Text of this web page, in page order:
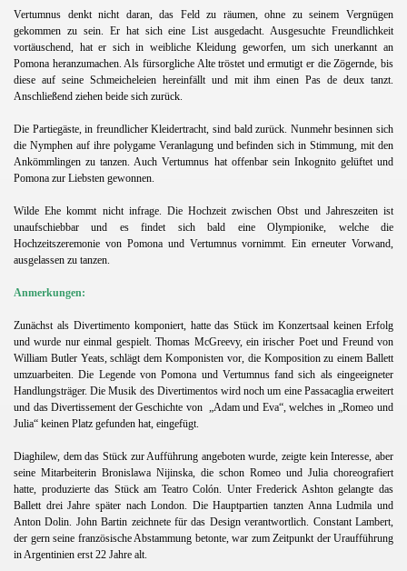
Vertumnus denkt nicht daran, das Feld zu räumen, ohne zu seinem Vergnügen
gekommen zu sein. Er hat sich eine List ausgedacht. Ausgesuchte Freundlichkeit
vortäuschend, hat er sich in weibliche Kleidung geworfen, um sich unerkannt an
Pomona heranzumachen. Als fürsorgliche Alte tröstet und ermutigt er die Zögernde, bis
diese auf seine Schmeicheleien hereinfällt und mit ihm einen Pas de deux tanzt.
Anschließend ziehen beide sich zurück.
Die Partiegäste, in freundlicher Kleidertracht, sind bald zurück. Nunmehr besinnen sich
die Nymphen auf ihre polygame Veranlagung und befinden sich in Stimmung, mit den
Ankömmlingen zu tanzen. Auch Vertumnus hat offenbar sein Inkognito gelüftet und
Pomona zur Liebsten gewonnen.
Wilde Ehe kommt nicht infrage. Die Hochzeit zwischen Obst und Jahreszeiten ist
unaufschiebbar und es findet sich bald eine Olympionike, welche die
Hochzeitszeremonie von Pomona und Vertumnus vornimmt. Ein erneuter Vorwand,
ausgelassen zu tanzen.
Anmerkungen:
Zunächst als Divertimento komponiert, hatte das Stück im Konzertsaal keinen Erfolg
und wurde nur einmal gespielt. Thomas McGreevy, ein irischer Poet und Freund von
William Butler Yeats, schlägt dem Komponisten vor, die Komposition zu einem Ballett
umzuarbeiten. Die Legende von Pomona und Vertumnus fand sich als eingeeigneter
Handlungsträger. Die Musik des Divertimentos wird noch um eine Passacaglia erweitert
und das Divertissement der Geschichte von „Adam und Eva“, welches in „Romeo und
Julia“ keinen Platz gefunden hat, eingefügt.
Diaghilew, dem das Stück zur Aufführung angeboten wurde, zeigte kein Interesse, aber
seine Mitarbeiterin Bronislawa Nijinska, die schon Romeo und Julia choreografiert
hatte, produzierte das Stück am Teatro Colón. Unter Frederick Ashton gelangte das
Ballett drei Jahre später nach London. Die Hauptpartien tanzten Anna Ludmila und
Anton Dolin. John Bartin zeichnete für das Design verantwortlich. Constant Lambert,
der gern seine französische Abstammung betonte, war zum Zeitpunkt der Uraufführung
in Argentinien erst 22 Jahre alt.